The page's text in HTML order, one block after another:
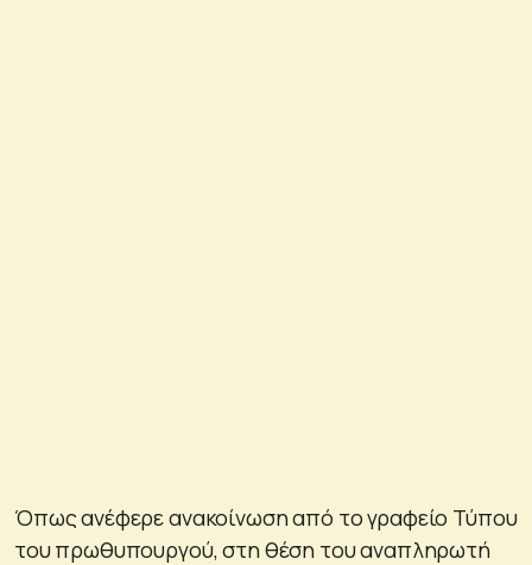
Όπως ανέφερε ανακοίνωση από το γραφείο Τύπου
του πρωθυπουργού, στη θέση του αναπληρωτή